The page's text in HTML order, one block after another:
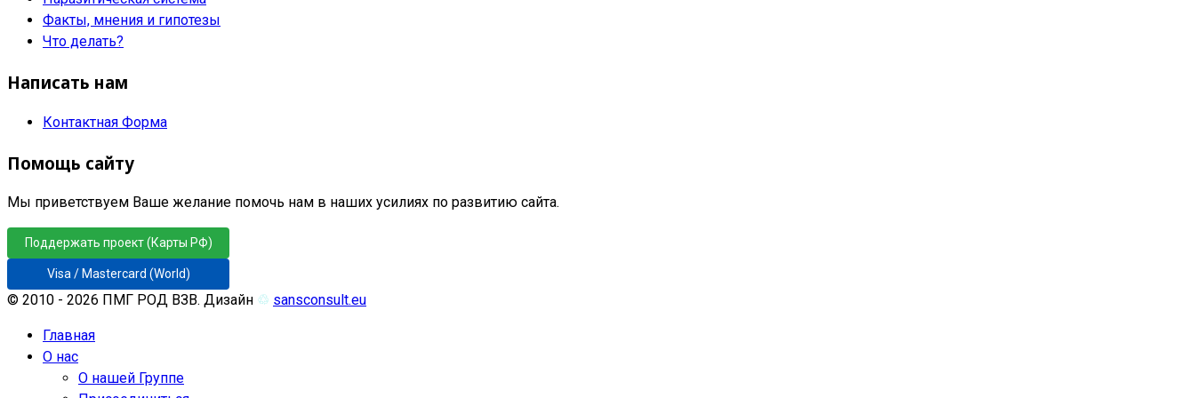
Факты, мнения и гипотезы
Что делать?
Написать нам
Контактная Форма
Помощь сайту
Мы приветствуем Ваше желание помочь нам в наших усилиях по развитию сайта.
Поддержать проект (Карты РФ)
Visa / Mastercard (World)
© 2010 - 2026 ПМГ РОД ВЗВ. Дизайн ♲ sansconsult.eu
Главная
О нас
О нашей Группе